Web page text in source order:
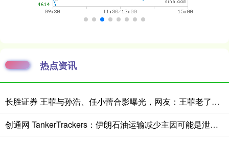
热点资讯
长胜证券 王菲与孙浩、任小蕾合影曝光，网友：王菲老了，眼角下垂皱纹明显
创通网 TankerTrackers：伊朗石油运输减少主因可能是泄漏事故 而非美国封锁